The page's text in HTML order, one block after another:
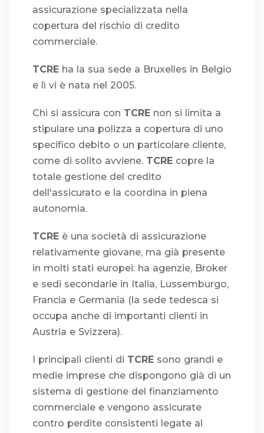
assicurazione specializzata nella
copertura del rischio di credito
commerciale.
TCRE ha la sua sede a Bruxelles in Belgio
e lì vi è nata nel 2005.
Chi si assicura con TCRE non si limita a
stipulare una polizza a copertura di uno
specifico debito o un particolare cliente,
come di solito avviene. TCRE copre la
totale gestione del credito
dell'assicurato e la coordina in piena
autonomia.
TCRE è una società di assicurazione
relativamente giovane, ma già presente
in molti stati europei: ha agenzie, Broker
e sedi secondarie in Italia, Lussemburgo,
Francia e Germania (la sede tedesca si
occupa anche di importanti clienti in
Austria e Svizzera).
I principali clienti di TCRE sono grandi e
medie imprese che dispongono già di un
sistema di gestione del finanziamento
commerciale e vengono assicurate
contro perdite consistenti legate al